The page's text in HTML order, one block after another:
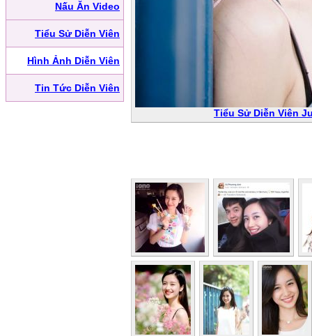
Nấu Ăn Video
Tiểu Sử Diễn Viên
Hình Ảnh Diễn Viên
Tin Tức Diễn Viên
Tiểu Sử Diễn Viên